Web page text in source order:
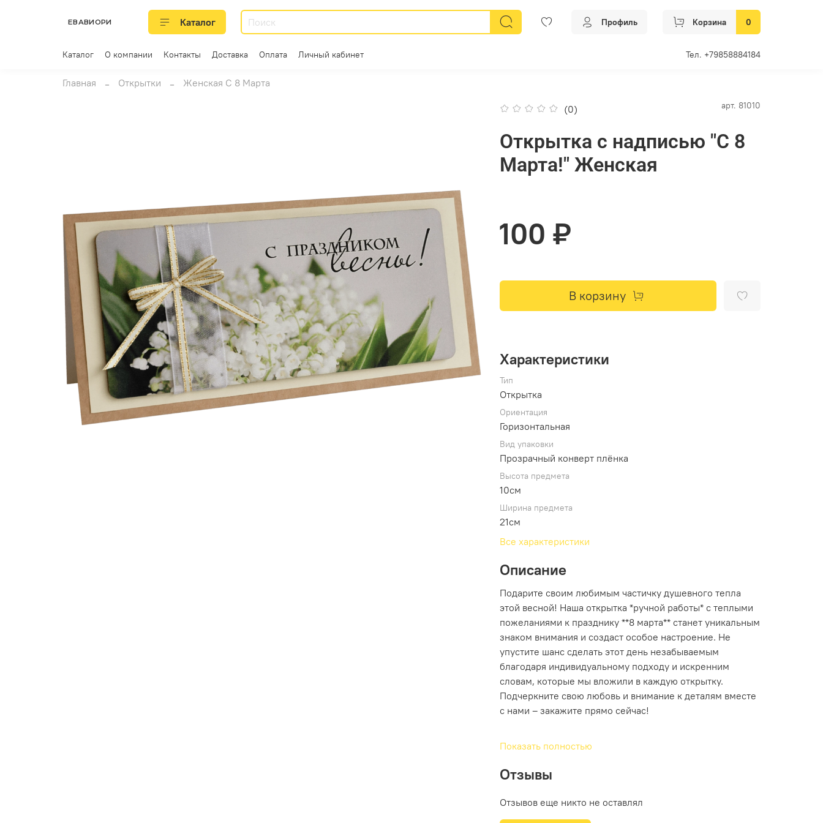
ЕВАВИОРИ Каталог Профиль Корзина 0
Каталог О компании Контакты Доставка Оплата Личный кабинет Тел. +79858884184
Главная Открытки Женская C 8 Марта
(0) арт. 81010
Открытка с надписью "C 8
Марта!" Женская
100 ₽
В корзину
Характеристики
Тип
Открытка
Ориентация
Горизонтальная
Вид упаковки
Прозрачный конверт плёнка
Высота предмета
10см
Ширина предмета
21см
Все характеристики
Описание
Подарите своим любимым частичку душевного тепла
этой весной! Наша открытка *ручной работы* с теплыми
пожеланиями к празднику **8 марта** станет уникальным
знаком внимания и создаст особое настроение. Не
упустите шанс сделать этот день незабываемым
благодаря индивидуальному подходу и искренним
словам, которые мы вложили в каждую открытку.
Подчеркните свою любовь и внимание к деталям вместе
с нами – закажите прямо сейчас!
Показать полностью
Отзывы
Отзывов еще никто не оставлял